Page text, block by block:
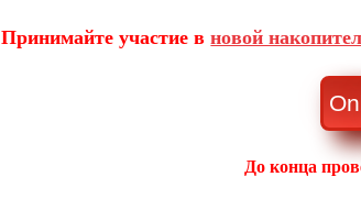
Принимайте участие в новой
До конца